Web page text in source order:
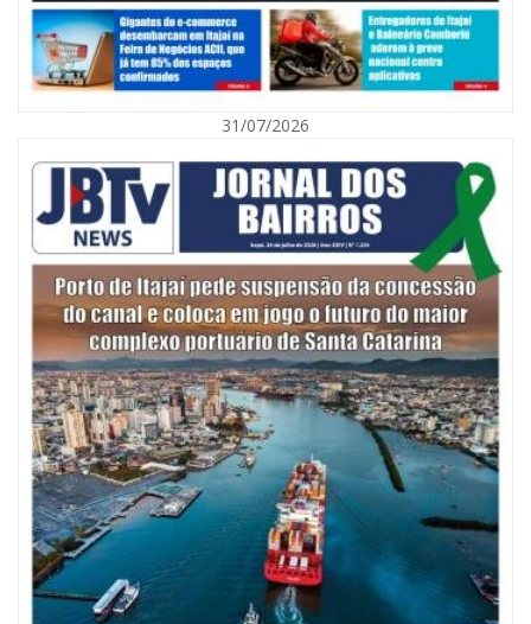
Defesa Civil de Itajaí alerta para chuva, ventos fortes e queda de
temperatura
ITAJAÍ
31/07/2026